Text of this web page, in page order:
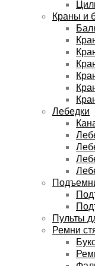
Краны и
Лебедки
Пульты
Ремни